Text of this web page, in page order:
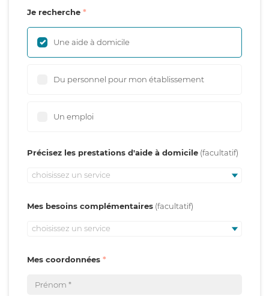
Je recherche
Une aide à domicile
Du personnel pour mon établissement
Un emploi
Précisez les prestations d'aide à domicile
choisissez un service
Mes besoins complémentaires
choisissez un service
Mes coordonnées